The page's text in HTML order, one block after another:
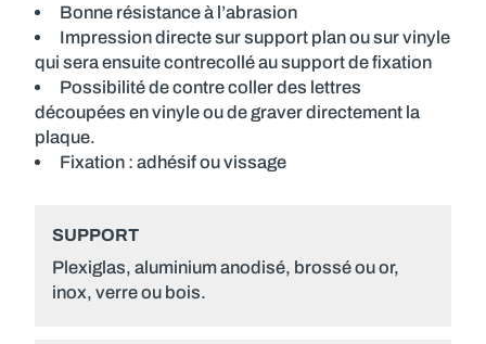
Bonne résistance à l’abrasion
Impression directe sur support plan ou sur vinyle
qui sera ensuite contrecollé au support de fixation
Possibilité de contre coller des lettres
découpées en vinyle ou de graver directement la
plaque.
Fixation : adhésif ou vissage
SUPPORT
Plexiglas, aluminium anodisé, brossé ou or,
inox, verre ou bois.